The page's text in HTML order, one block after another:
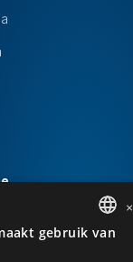
DUTCH
×
gebruik van